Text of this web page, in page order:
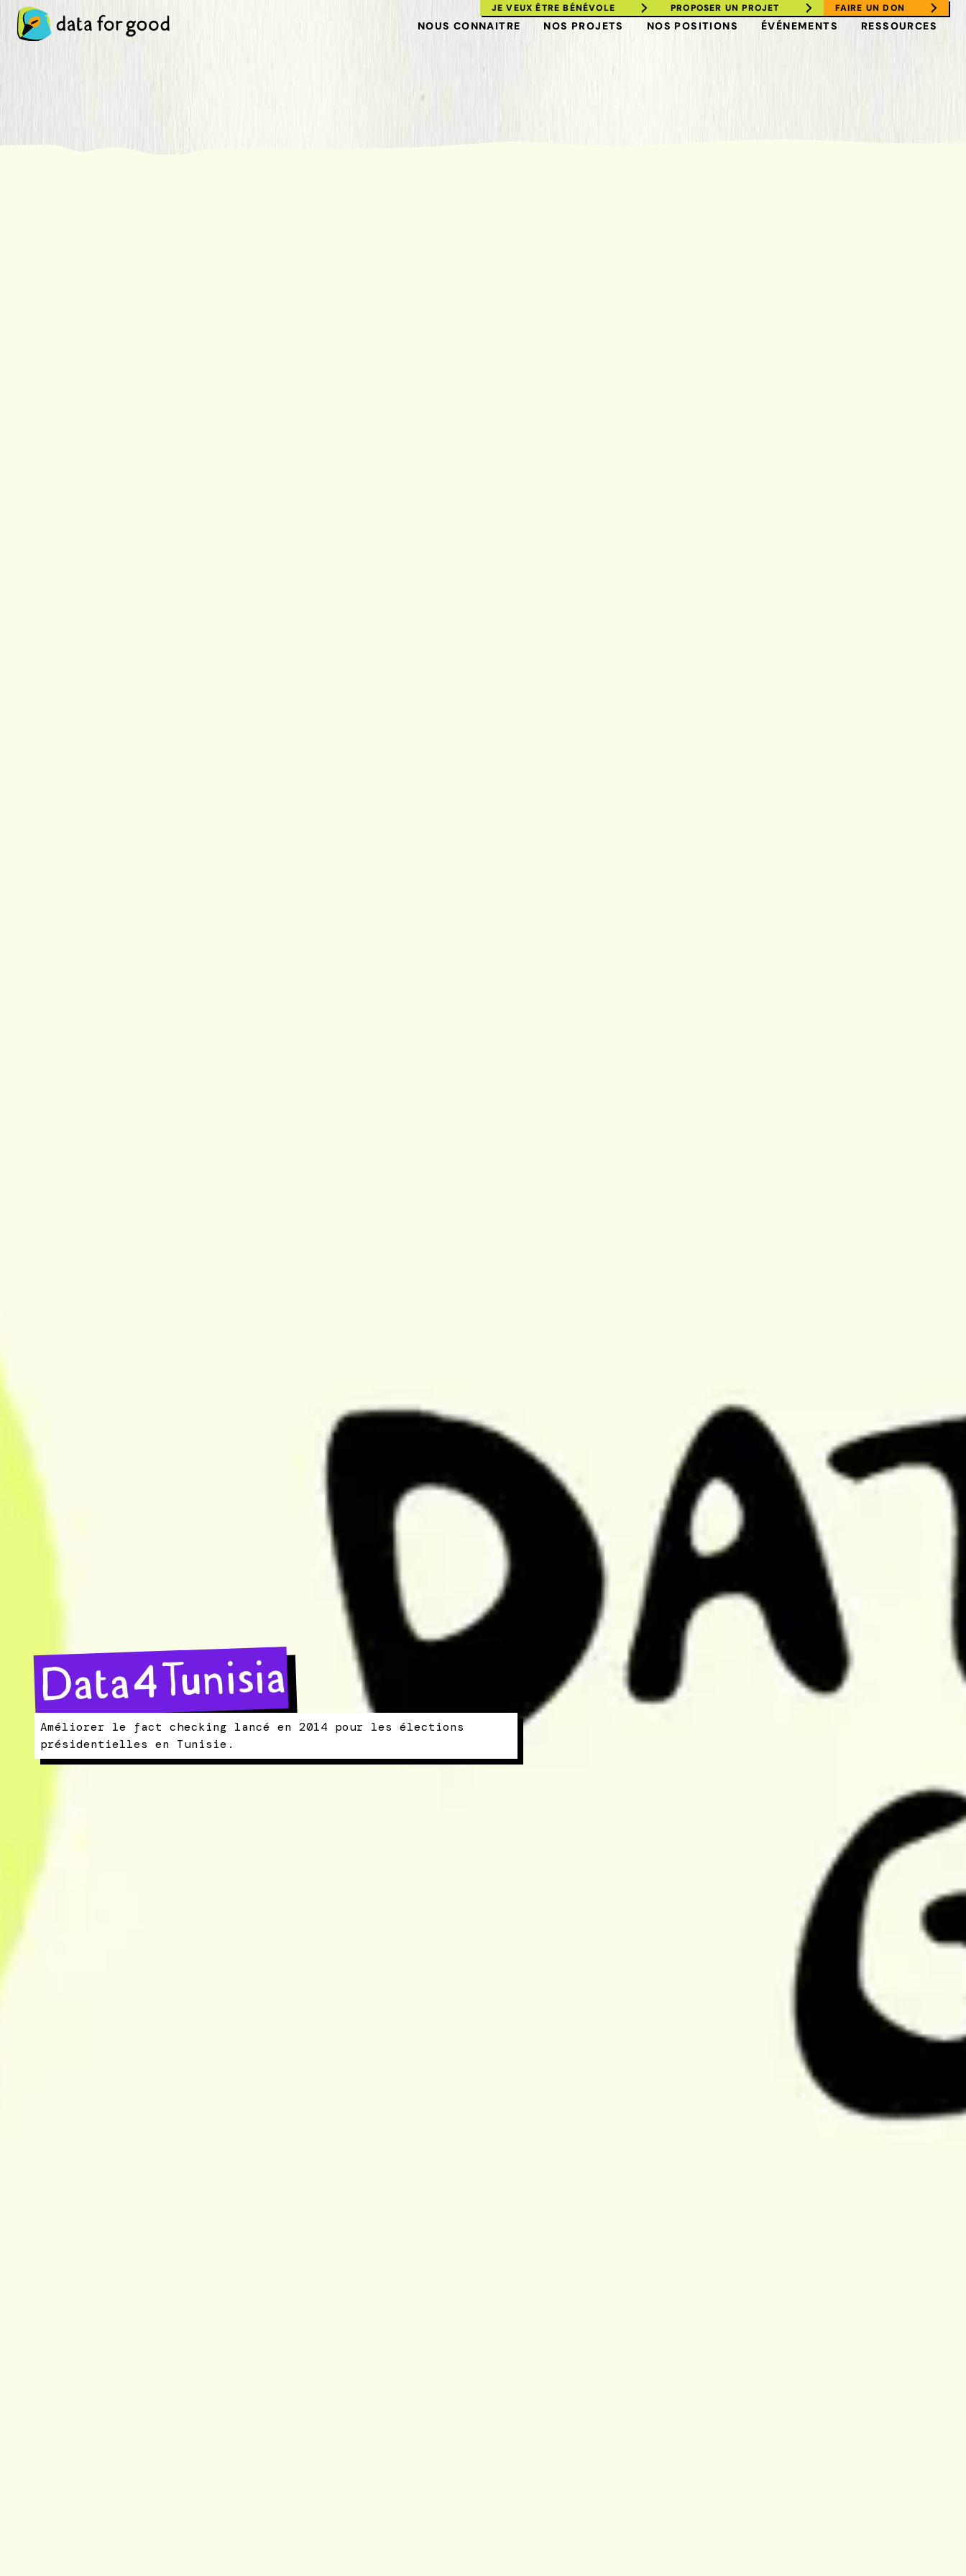
JE VEUX ÊTRE BÉNÉVOLE PROPOSER UN PROJET FAIRE UN DON
NOUS CONNAITRE NOS PROJETS NOS POSITIONS ÉVÉNEMENTS RESSOURCES
Data4Tunisia
Améliorer le fact checking lancé en 2014 pour les élections
présidentielles en Tunisie.